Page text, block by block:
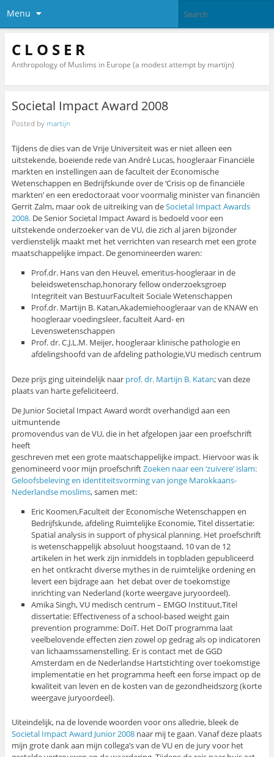
Menu
C L O S E R
Anthropology of Muslims in Europe (a modest attempt by martijn)
Societal Impact Award 2008
Posted by martijn
Tijdens de dies van de Vrije Universiteit was er niet alleen een
uitstekende, boeiende rede van André Lucas, hoogleraar Financiële
markten en instellingen aan de faculteit der Economische
Wetenschappen en Bedrijfskunde over de ‘Crisis op de financiële
markten’ en een eredoctoraat voor voormalig minister van financiën
Gerrit Zalm, maar ook de uitreiking van deSocietal Impact Awards
2008.De Senior Societal Impact Award is bedoeld voor een
uitstekende onderzoeker van de VU, die zich al jaren bijzonder
verdienstelijk maakt met het verrichten van research met een grote
maatschappelijke impact. De genomineerden waren:
Prof.dr. Hans van den Heuvel, emeritus-hoogleraar in de
beleidswetenschap,honorary fellow onderzoeksgroep
Integriteit van BestuurFaculteit Sociale Wetenschappen
Prof.dr. Martijn B. Katan,Akademiehoogleraar van de KNAW en
hoogleraar voedingsleer, faculteit Aard- en
Levenswetenschappen
Prof. dr. C.J.L.M. Meijer, hoogleraar klinische pathologie en
afdelingshoofd van de afdeling pathologie,VU medisch centrum
Deze prijs ging uiteindelijk naar prof. dr. Martijn B. Katan; van deze
plaats van harte gefeliciteerd.
De Junior Societal Impact Award wordt overhandigd aan een
uitmuntende
promovendus van de VU, die in het afgelopen jaar een proefschrift
heeft
geschreven met een grote maatschappelijke impact. Hiervoor was ik
genomineerd voor mijn proefschriftZoeken naar een ‘zuivere’ islam:
Geloofsbeleving en identiteitsvorming van jonge Marokkaans-
Nederlandse moslims, samen met:
Eric Koomen,Faculteit der Economische Wetenschappen en
Bedrijfskunde, afdeling Ruimtelijke Economie, Titel dissertatie:
Spatial analysis in support of physical planning. Het proefschrift
is wetenschappelijk absoluut hoogstaand, 10 van de 12
artikelen in het werk zijn inmiddels in topbladen gepubliceerd
en het ontkracht diverse mythes in de ruimtelijke ordening en
levert een bijdrage aan het debat over de toekomstige
inrichting van Nederland (korte weergave juryoordeel).
Amika Singh, VU medisch centrum – EMGO Instituut,Titel
dissertatie: Effectiveness of a school-based weight gain
prevention programme: DoiT. Het DoiT programma laat
veelbelovende effecten zien zowel op gedrag als op indicatoren
van lichaamssamenstelling. Er is contact met de GGD
Amsterdam en de Nederlandse Hartstichting over toekomstige
implementatie en het programma heeft een forse impact op de
kwaliteit van leven en de kosten van de gezondheidszorg (korte
weergave juryoordeel).
Uiteindelijk, na de lovende woorden voor ons alledrie, bleek de
Societal Impact Award Junior 2008naar mij te gaan. Vanaf deze plaats
mijn grote dank aan mijn collega’s van de VU en de jury voor het